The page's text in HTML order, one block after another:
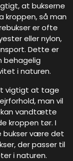
at bukserne
kroppen, så man
er ofte
eller nylon,
Dette er
behagelig
i naturen.
vigtigt at tage
man vil
kan vandtætte
kroppen tør. I
bukser være det
der passer til
i naturen.